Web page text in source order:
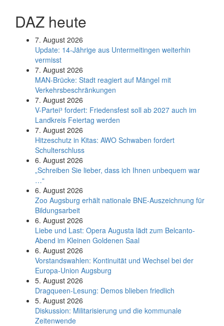
DAZ heute
7. August 2026
Update: 14-Jährige aus Untermeitingen weiterhin
vermisst
7. August 2026
MAN-Brücke: Stadt reagiert auf Mängel mit
Verkehrsbeschränkungen
7. August 2026
V-Partei­³ fordert: Friedens­fest soll ab 2027 auch im
Land­kreis Feier­tag werden
7. August 2026
Hitzeschutz in Kitas: AWO Schwaben fordert
Schulterschluss
6. August 2026
„Schreiben Sie lieber, dass ich Ihnen unbequem war
…“
6. August 2026
Zoo Augsburg erhält nationale BNE-Auszeichnung für
Bildungsarbeit
6. August 2026
Liebe und Last: Opera Augusta lädt zum Belcanto-
Abend im Kleinen Goldenen Saal
6. August 2026
Vorstandswahlen: Kontinuität und Wechsel bei der
Europa-Union Augsburg
5. August 2026
Dragqueen-Lesung: Demos blieben friedlich
5. August 2026
Diskussion: Mi­li­ta­ri­sie­rung und die kommunale
Zeitenwende